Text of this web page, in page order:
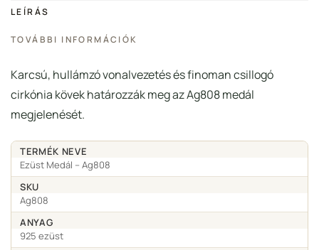
LEÍRÁS
TOVÁBBI INFORMÁCIÓK
Karcsú, hullámzó vonalvezetés és finoman csillogó
cirkónia kövek határozzák meg az Ag808 medál
megjelenését.
TERMÉK NEVE
Ezüst Medál – Ag808
SKU
Ag808
ANYAG
925 ezüst